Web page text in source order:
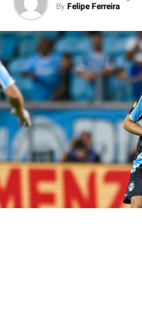
Por isso, a expectativa
atacante volte a
construir uma vantagem
Carlos Vinícius
decisivo
O artilheiro desfalcou o
Bolívar, que resultou na
Americana. No entanto,
quando o clube inicia
Assim, Luís Castro
By Felipe Ferreira